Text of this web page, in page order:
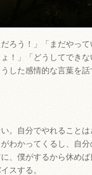
ろう！」「まだやっ
！」「どうしてでき
した感情的な言葉を
。自分でやれること
わかってくるし、自
、僕がするから休め
スする。